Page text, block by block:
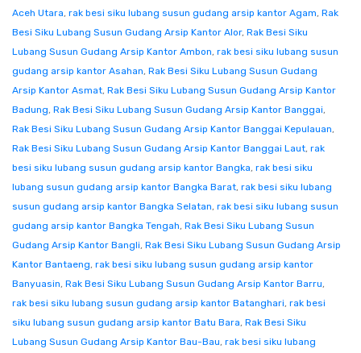
Aceh Utara, rak besi siku lubang susun gudang arsip kantor Agam, Rak
Besi Siku Lubang Susun Gudang Arsip Kantor Alor, Rak Besi Siku
Lubang Susun Gudang Arsip Kantor Ambon, rak besi siku lubang susun
gudang arsip kantor Asahan, Rak Besi Siku Lubang Susun Gudang
Arsip Kantor Asmat, Rak Besi Siku Lubang Susun Gudang Arsip Kantor
Badung, Rak Besi Siku Lubang Susun Gudang Arsip Kantor Banggai,
Rak Besi Siku Lubang Susun Gudang Arsip Kantor Banggai Kepulauan,
Rak Besi Siku Lubang Susun Gudang Arsip Kantor Banggai Laut, rak
besi siku lubang susun gudang arsip kantor Bangka, rak besi siku
lubang susun gudang arsip kantor Bangka Barat, rak besi siku lubang
susun gudang arsip kantor Bangka Selatan, rak besi siku lubang susun
gudang arsip kantor Bangka Tengah, Rak Besi Siku Lubang Susun
Gudang Arsip Kantor Bangli, Rak Besi Siku Lubang Susun Gudang Arsip
Kantor Bantaeng, rak besi siku lubang susun gudang arsip kantor
Banyuasin, Rak Besi Siku Lubang Susun Gudang Arsip Kantor Barru,
rak besi siku lubang susun gudang arsip kantor Batanghari, rak besi
siku lubang susun gudang arsip kantor Batu Bara, Rak Besi Siku
Lubang Susun Gudang Arsip Kantor Bau-Bau, rak besi siku lubang